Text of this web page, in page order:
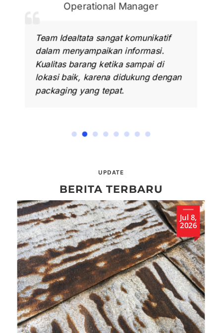
Operational Manager
Team Idealtata sangat komunikatif
dalam menyampaikan informasi.
Kualitas barang ketika sampai di
lokasi baik, karena didukung dengan
packaging yang tepat.
UPDATE
BERITA TERBARU
Jul 8,
2026